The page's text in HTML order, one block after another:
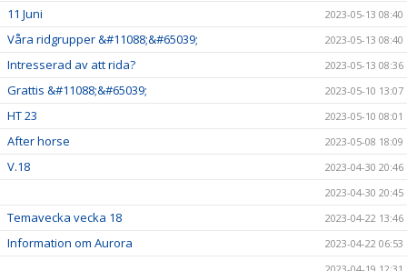
11 Juni 2023-05-13 08:40
Våra ridgrupper &#11088;&#65039; 2023-05-13 08:40
Intresserad av att rida? 2023-05-13 08:36
Grattis &#11088;&#65039; 2023-05-10 13:07
HT 23 2023-05-10 08:01
After horse 2023-05-08 18:09
V.18
2023-04-30 20:46
2023-04-30 20:45
Temavecka vecka 18 2023-04-22 13:46
Information om Aurora
2023-04-22 06:53